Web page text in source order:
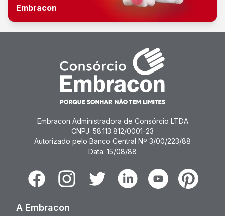
Embracon
Embracon Administradora de Consórcio LTDA
CNPJ: 58.113.812/0001-23
Autorizado pelo Banco Central Nº 3/00/223/88
Data: 15/08/88
FacebookInstagramTwitter LinkedinYoutubePinterest
A Embracon